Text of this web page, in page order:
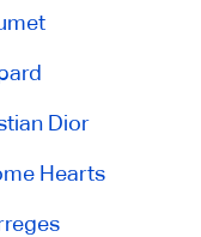
Dior
Hearts